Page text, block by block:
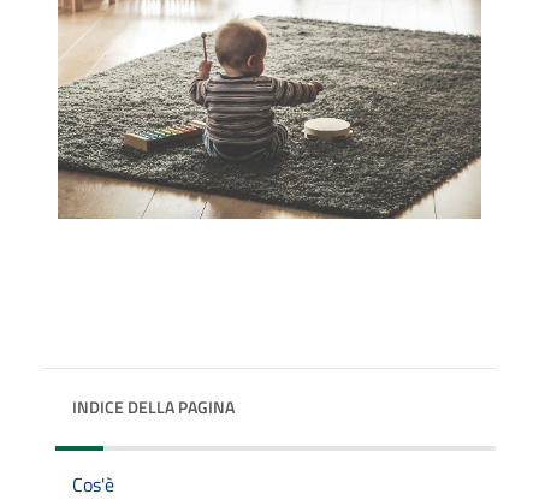
INDICE DELLA PAGINA
Cos'è